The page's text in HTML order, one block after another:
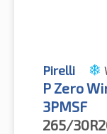
Pirelli
P Zero
3PMSF
265/